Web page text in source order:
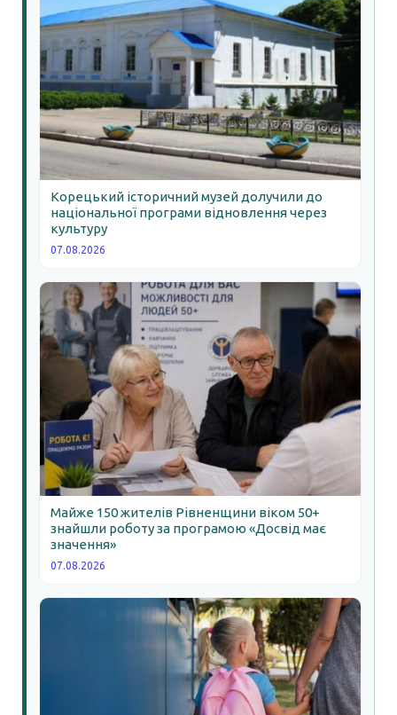
Корецький історичний музей долучили до
національної програми відновлення через
культуру
07.08.2026
Майже 150 жителів Рівненщини віком 50+
знайшли роботу за програмою «Досвід має
значення»
07.08.2026